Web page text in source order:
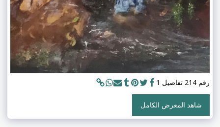
رقم 214 تفاصيل 1
شاهد المعرض الكامل